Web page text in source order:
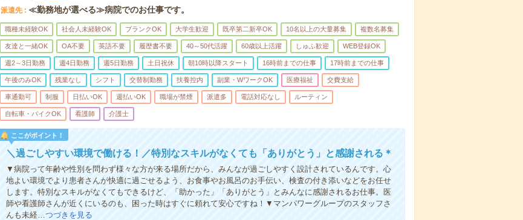
派遣先 ≪勤務地が選べる≫病院でのお仕事です。
職種未経験OK 社会人未経験OK ブランクOK 大学生歓迎 既卒第二新卒OK 10名以上の大量募集 複数名募集
友達と一緒OK OA不要 英語不要 履歴書不要 40～50代活躍 60歳以上活躍 しゅふ歓迎 WEB登録OK
週2～3日勤務 週4日勤務 週5日勤務 土日祝休 朝10時以降スタート 16時前までの仕事 17時前までの仕事
午後のみOK 残業なし シフト 交替制勤務 扶養控内 副業・WワークOK 医療福祉 交費支給
車通勤可 制服 日払いOK 週払いOK 職場が禁煙 派遣多 電話対応なし ルーティン
自転車・バイクOK 看護師 介護士
ここがポイント！
＼過ごしやすい環境で働ける！／特別なスキルがなくても「ありがとう」と感謝される＊
▼病院って年齢や性別を問わず様々な方が来る場所だから、みんなが過ごしやすく設計されているんです。心
地よい環境でより患者さんが快適に過ごせるよう、お食事やお風呂のお手伝い、検査の付き添いなどをお任せ
します。特別なスキルがなくてもできるけど、「助かった」「ありがとう」とみんなに感謝されるお仕事。医
師や看護師さんが近くにいるのも、困った時はすぐに頼れて安心ですね！▼マンパワーグループのスタッフさ
んも未経…つづきを見る